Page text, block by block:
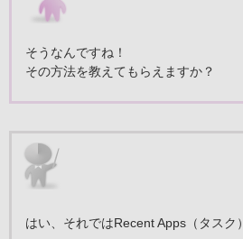
そうなんですね！
その方法を教えてもらえますか？
はい、それではRecent Apps（タスク）